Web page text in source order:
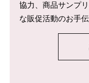
協力、商品サンプ
な販促活動のお手